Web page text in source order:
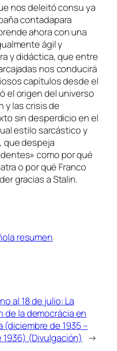
nos deleitó consu ya
contadapara
ahora con una
ágil y
y didáctica, que entre
nos conducirá
capítulos desde el
el origen del universo
y las crisis de
sin desperdicio en el
estilo sarcástico y
que despeja
como por qué
o por qué Franco
gracias a Stalin.
resumen
al 18 de julio: La
de la democrácia en
(diciembre de 1935 –
1936) (Divulgación) →